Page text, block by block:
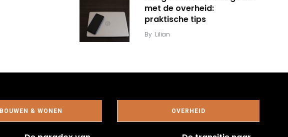
met de overheid:
praktische tips
By Lilian
BOUWEN & WONEN OVERHEID